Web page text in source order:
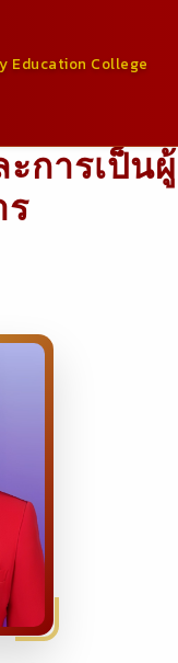
Education College
ะการเป็นผู้
ร